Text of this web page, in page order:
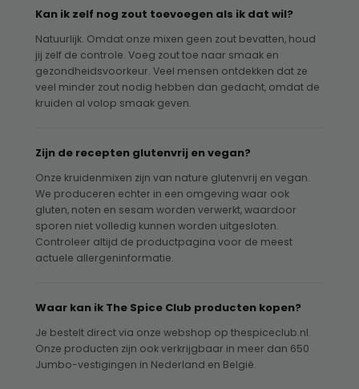
Kan ik zelf nog zout toevoegen als ik dat wil?
Natuurlijk. Omdat onze mixen geen zout bevatten, houd
jij zelf de controle. Voeg zout toe naar smaak en
gezondheidsvoorkeur. Veel mensen ontdekken dat ze
veel minder zout nodig hebben dan gedacht, omdat de
kruiden al volop smaak geven.
Zijn de recepten glutenvrij en vegan?
Onze kruidenmixen zijn van nature glutenvrij en vegan.
We produceren echter in een omgeving waar ook
gluten, noten en sesam worden verwerkt, waardoor
sporen niet volledig kunnen worden uitgesloten.
Controleer altijd de productpagina voor de meest
actuele allergeninformatie.
Waar kan ik The Spice Club producten kopen?
Je bestelt direct via onze webshop op thespiceclub.nl.
Onze producten zijn ook verkrijgbaar in meer dan 650
Jumbo-vestigingen in Nederland en België.